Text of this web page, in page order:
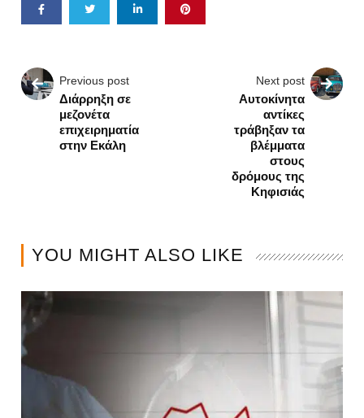
Previous post
Διάρρηξη σε
μεζονέτα
επιχειρηματία
στην Εκάλη
Next post
Αυτοκίνητα
αντίκες
τράβηξαν τα
βλέμματα
στους
δρόμους της
Κηφισιάς
YOU MIGHT ALSO LIKE